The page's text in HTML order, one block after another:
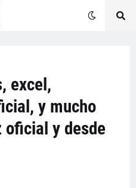
excel,
y mucho
oficial y desde